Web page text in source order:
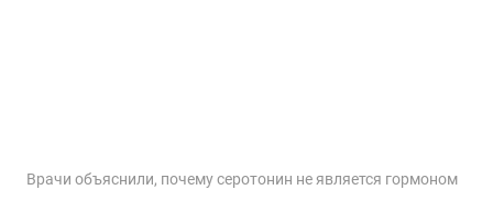
Врачи объяснили, почему серотонин не является гормоном